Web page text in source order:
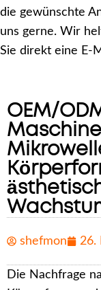
die gewünschte
uns gerne. Wir
Sie direkt eine E-
OEM/
shefmon 26.
Die Nachfrage